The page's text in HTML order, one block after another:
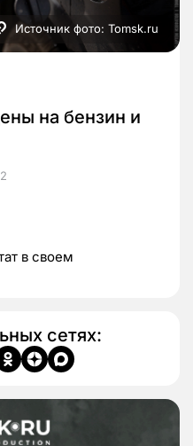
Источник фото: Tomsk.ru
на бензин и
в своем
сетях: